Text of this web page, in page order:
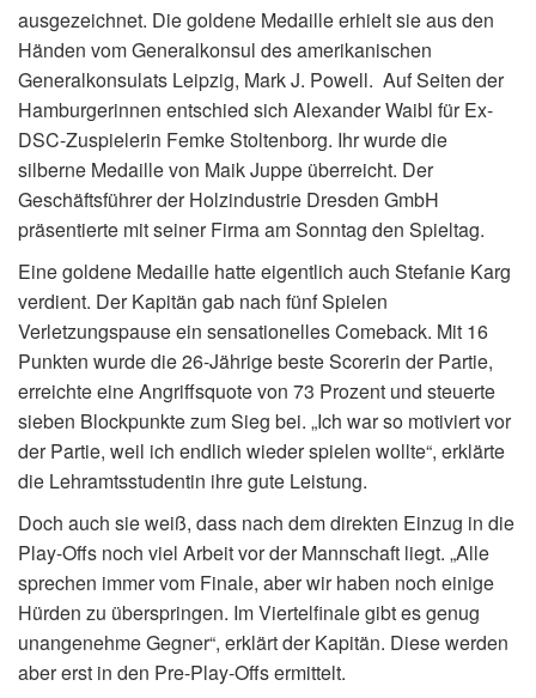
ausgezeichnet. Die goldene Medaille erhielt sie aus den
Händen vom Generalkonsul des amerikanischen
Generalkonsulats Leipzig, Mark J. Powell. Auf Seiten der
Hamburgerinnen entschied sich Alexander Waibl für Ex-
DSC-Zuspielerin Femke Stoltenborg. Ihr wurde die
silberne Medaille von Maik Juppe überreicht. Der
Geschäftsführer der Holzindustrie Dresden GmbH
präsentierte mit seiner Firma am Sonntag den Spieltag.
Eine goldene Medaille hatte eigentlich auch Stefanie Karg
verdient. Der Kapitän gab nach fünf Spielen
Verletzungspause ein sensationelles Comeback. Mit 16
Punkten wurde die 26-Jährige beste Scorerin der Partie,
erreichte eine Angriffsquote von 73 Prozent und steuerte
sieben Blockpunkte zum Sieg bei. „Ich war so motiviert vor
der Partie, weil ich endlich wieder spielen wollte“, erklärte
die Lehramtsstudentin ihre gute Leistung.
Doch auch sie weiß, dass nach dem direkten Einzug in die
Play-Offs noch viel Arbeit vor der Mannschaft liegt. „Alle
sprechen immer vom Finale, aber wir haben noch einige
Hürden zu überspringen. Im Viertelfinale gibt es genug
unangenehme Gegner“, erklärt der Kapitän. Diese werden
aber erst in den Pre-Play-Offs ermittelt.